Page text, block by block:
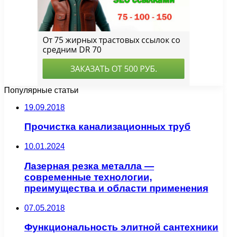
Популярные статьи
19.09.2018
Прочистка канализационных труб
10.01.2024
Лазерная резка металла —
современные технологии,
преимущества и области применения
07.05.2018
Функциональность элитной сантехники